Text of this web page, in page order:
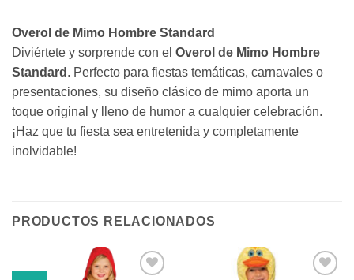
Overol de Mimo Hombre Standard
Diviértete y sorprende con el Overol de Mimo Hombre
Standard . Perfecto para fiestas temáticas, carnavales o
presentaciones, su diseño clásico de mimo aporta un
toque original y lleno de humor a cualquier celebración.
¡Haz que tu fiesta sea entretenida y completamente
inolvidable!
PRODUCTOS RELACIONADOS